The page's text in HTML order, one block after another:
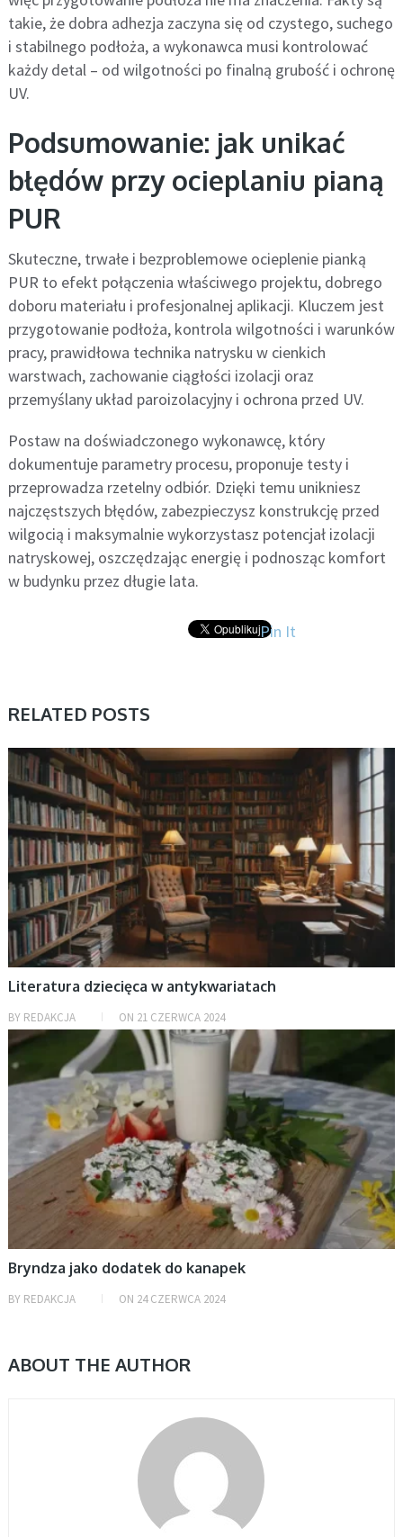
takie, że dobra adhezja zaczyna się od czystego, suchego
i stabilnego podłoża, a wykonawca musi kontrolować
każdy detal – od wilgotności po finalną grubość i ochronę
UV.
Podsumowanie: jak unikać
błędów przy ocieplaniu pianą
PUR
Skuteczne, trwałe i bezproblemowe ocieplenie pianką
PUR to efekt połączenia właściwego projektu, dobrego
doboru materiału i profesjonalnej aplikacji. Kluczem jest
przygotowanie podłoża, kontrola wilgotności i warunków
pracy, prawidłowa technika natrysku w cienkich
warstwach, zachowanie ciągłości izolacji oraz
przemyślany układ paroizolacyjny i ochrona przed UV.
Postaw na doświadczonego wykonawcę, który
dokumentuje parametry procesu, proponuje testy i
przeprowadza rzetelny odbiór. Dzięki temu unikniesz
najczęstszych błędów, zabezpieczysz konstrukcję przed
wilgocią i maksymalnie wykorzystasz potencjał izolacji
natryskowej, oszczędzając energię i podnosząc komfort
w budynku przez długie lata.
Pin It
RELATED POSTS
BEZ KATEGORII
Literatura dziecięca w antykwariatach
BY REDAKCJA ON 21 CZERWCA 2024
BEZ KATEGORII
Bryndza jako dodatek do kanapek
BY REDAKCJA ON 24 CZERWCA 2024
ABOUT THE AUTHOR